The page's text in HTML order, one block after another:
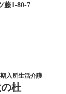
藤1-80-7
期入所生活介護
杜